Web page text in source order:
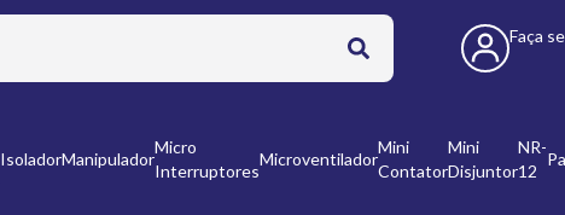
Faça
IsoladorManipulador
Micro
Interruptores
Microventilador
Mini
Contator
Mini
Disjuntor
NR-
12